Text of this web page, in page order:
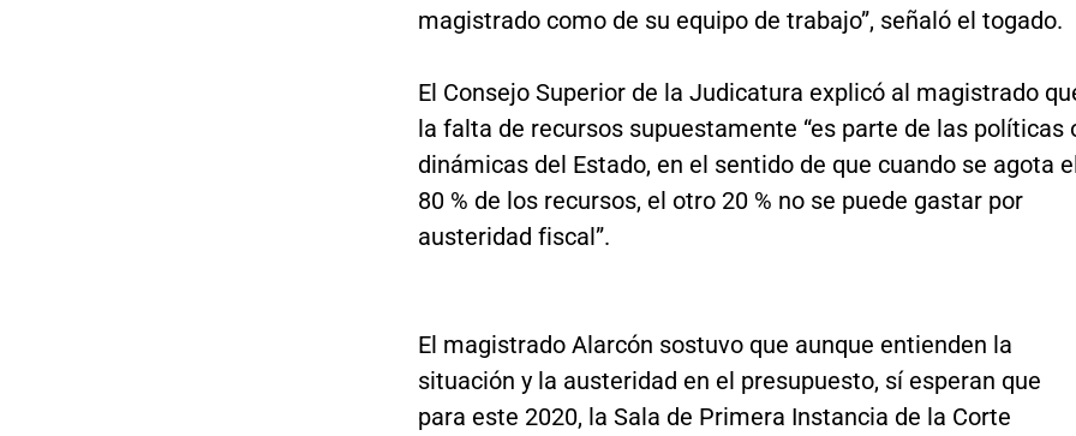
magistrado como de su equipo de trabajo”, señaló el togado.
El Consejo Superior de la Judicatura explicó al magistrado
la falta de recursos supuestamente “es parte de las políticas
dinámicas del Estado, en el sentido de que cuando se agota
80 % de los recursos, el otro 20 % no se puede gastar por
austeridad fiscal”.
El magistrado Alarcón sostuvo que aunque entienden la
situación y la austeridad en el presupuesto, sí esperan que
para este 2020, la Sala de Primera Instancia de la Corte